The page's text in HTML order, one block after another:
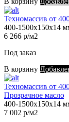
Техномассив от
400-1500х150х14
6 266 р/м2
Под заказ
В корзину
Техномассив от
Прозрачное масло
400-1500х150х14
7 002 р/м2